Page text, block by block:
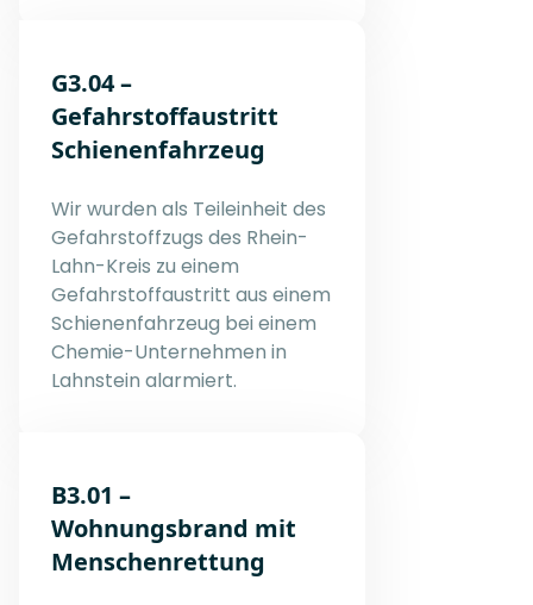
G3.04 –
Gefahrstoffaustritt
Schienenfahrzeug
Wir wurden als Teileinheit des
Gefahrstoffzugs des Rhein-
Lahn-Kreis zu einem
Gefahrstoffaustritt aus einem
Schienenfahrzeug bei einem
Chemie-Unternehmen in
Lahnstein alarmiert.
B3.01 –
Wohnungsbrand mit
Menschenrettung